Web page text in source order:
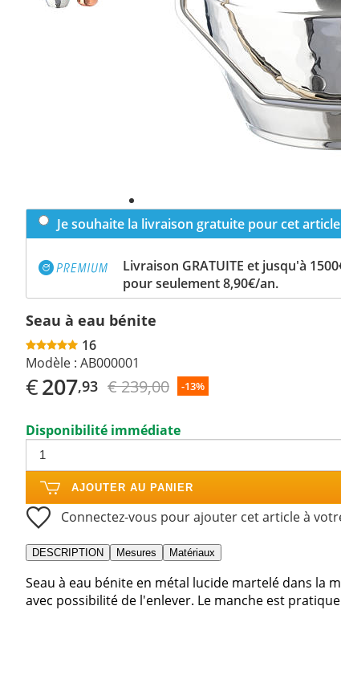
Je souhaite la livraison gratuite pour cet article
Livraison GRATUITE et jusqu'à
pour seulement 8,90€/an.
Seau à eau bénite
16
Modèle : AB000001
€207,93 € 239,00 -13%
Disponibilité immédiate
AJOUTER AU PANIER
Connectez-vous pour ajouter cet article à
DESCRIPTION Mesures Matériaux
Seau à eau bénite en métal lucide martelé dans la
avec possibilité de l'enlever. Le manche est